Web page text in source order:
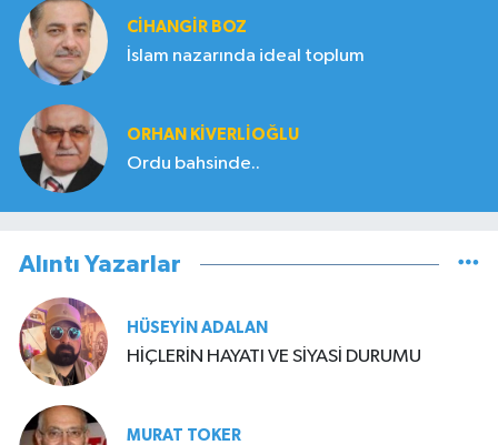
CIHANGIR BOZ
İslam nazarında ideal toplum
ORHAN KIVERLIOĞLU
Ordu bahsinde..
Alıntı Yazarlar
HÜSEYIN ADALAN
HİÇLERİN HAYATI VE SİYASİ DURUMU
MURAT TOKER